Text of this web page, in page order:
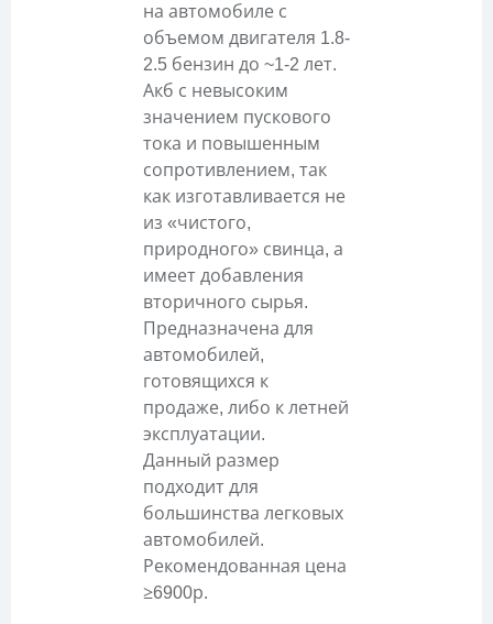
на автомобиле с
объемом двигателя 1.8-
2.5 бензин до ~1-2 лет.
Акб с невысоким
значением пускового
тока и повышенным
сопротивлением, так
как изготавливается не
из «чистого,
природного» свинца, а
имеет добавления
вторичного сырья.
Предназначена для
автомобилей,
готовящихся к
продаже, либо к летней
эксплуатации.
Данный размер
подходит для
большинства легковых
автомобилей.
Рекомендованная цена
≥6900р.